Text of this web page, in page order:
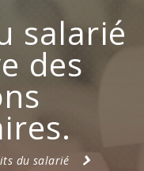
salarié
des
du salarié